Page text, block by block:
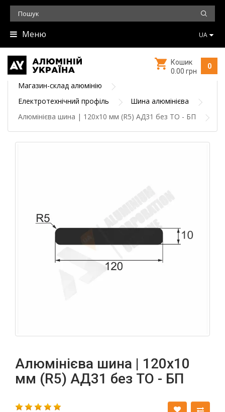
Меню UA
0
Кошик
0.00 грн
Магазин-склад алюмінію
Електротехнічний профіль
Шина алюмінієва
Алюмінієва шина | 120х10 мм (R5) АД31 без ТО - БП
Алюмінієва шина | 120х10
мм (R5) АД31 без ТО - БП